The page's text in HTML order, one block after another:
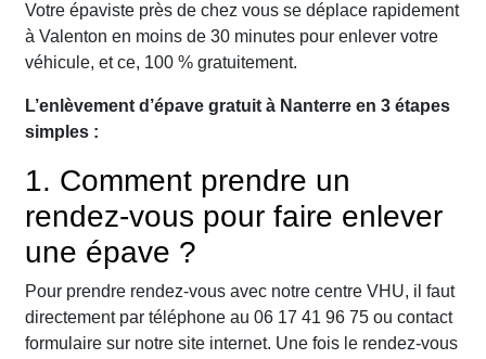
Votre épaviste près de chez vous se déplace rapidement
à Valenton en moins de 30 minutes pour enlever votre
véhicule, et ce, 100 % gratuitement.
L’enlèvement d’épave gratuit à Nanterre en 3 étapes
simples :
1. Comment prendre un
rendez-vous pour faire enlever
une épave ?
Pour prendre rendez-vous avec notre centre VHU, il faut
directement par téléphone au 06 17 41 96 75 ou contact
formulaire sur notre site internet. Une fois le rendez-vous